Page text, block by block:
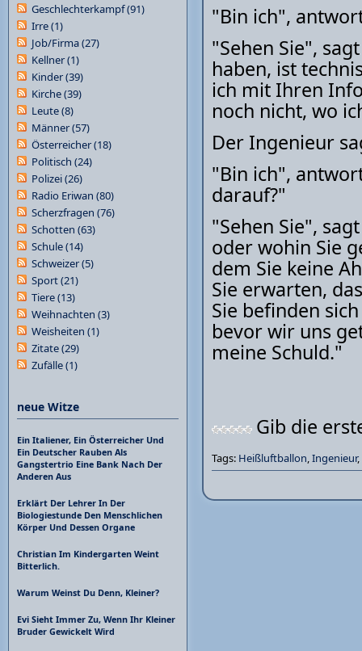
"Bin ich",
"Sehen Sie",
haben, ist
ich mit Ihren
noch nicht, wo
Der Ingenieur
"Bin ich",
darauf?"
"Sehen Sie",
oder wohin Sie
dem Sie keine
Sie erwarten,
Sie befinden
bevor wir uns
meine Schuld."
Gib die
Tags: Heißluftballon,Ingenieur,
Geschlechterkampf(91)
Irre(1)
Job/Firma(27)
Kellner(1)
Kinder(39)
Kirche(39)
Leute(8)
Männer(57)
Österreicher(18)
Politisch (24)
Polizei(26)
Radio Eriwan (80)
Scherzfragen (76)
Schotten (63)
Schule(14)
Schweizer(5)
Sport(21)
Tiere(13)
Weihnachten (3)
Weisheiten (1)
Zitate(29)
Zufälle(1)
neue Witze
Ein Italiener, Ein Österreicher Und
Ein Deutscher Rauben Als
Gangstertrio Eine Bank Nach Der
Anderen Aus
Erklärt Der Lehrer In Der
Biologiestunde Den Menschlichen
Körper Und Dessen Organe
Christian Im Kindergarten Weint
Bitterlich.
Warum Weinst Du Denn, Kleiner?
Evi Sieht Immer Zu, Wenn Ihr Kleiner
Bruder Gewickelt Wird